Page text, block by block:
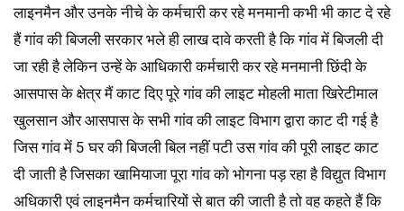
लाइनमैन और उनके नीचे के कर्मचारी कर रहे मनमानी कभी भी काट दे रहे
हैं गांव की बिजली सरकार भले ही लाख दावे करती है कि गांव में बिजली दी
जा रही है लेकिन उन्हें के आधिकारी कर्मचारी कर रहे मनमानी छिंदी के
आसपास के क्षेत्र मैं काट दिए पूरे गांव की लाइट मोहली माता खिरेटीमाल
खुलसान और आसपास के सभी गांव की लाइट विभाग द्वारा काट दी गई है
जिस गांव में 5 घर की बिजली बिल नहीं पटी उस गांव की पूरी लाइट काट
दी जाती है जिसका खामियाजा पूरा गांव को भोगना पड़ रहा है विद्युत विभाग
अधिकारी एवं लाइनमैन कर्मचारियों से बात की जाती है तो वह कहते हैं कि